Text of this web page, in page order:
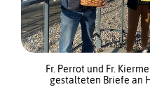
Fr. Perrot und Fr.
gestalteten Briefe an